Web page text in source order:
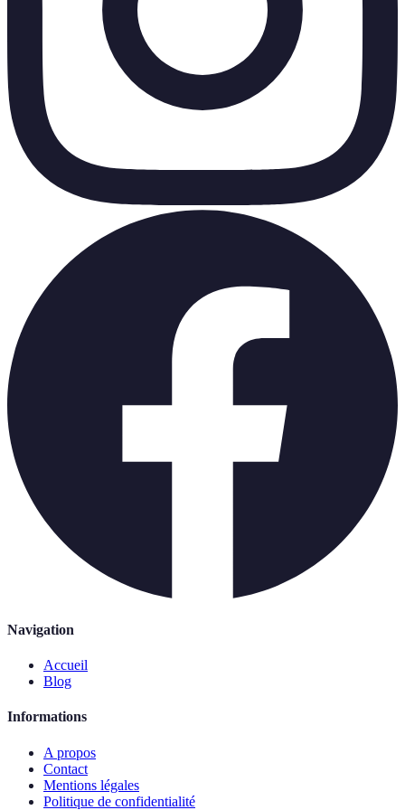
Navigation
Accueil
Blog
Informations
A propos
Contact
Mentions légales
Politique de confidentialité